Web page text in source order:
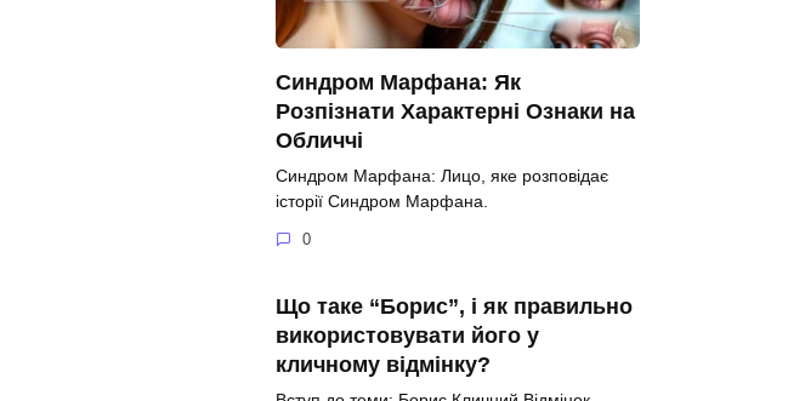
Синдром Марфана: Як
Розпізнати Характерні Ознаки на
Обличчі
Синдром Марфана: Лицо, яке розповідає
історії Синдром Марфана.
0
Що таке “Борис”, і як правильно
використовувати його у
кличному відмінку?